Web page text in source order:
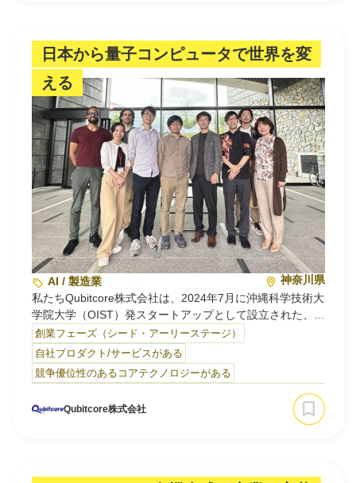
日本から量子コンピュータで世界を変
える
AI / 製造業
神奈川県
私たちQubitcore株式会社は、2024年7月に沖縄科学技術大
学院大学（OIST）発スタートアップとして設立された、国
産イオントラップ量子コンピュータの開発・社会実装に挑
むディープテック企業です。
私たちが目指すのは、新薬開発・新素材設計・気候変動シ
ミュレーション・AIモデル学習の高速化など、従来型コン
ピュータでは膨大な計算資源を要する課題を解決する「誤
創業フェーズ（シード・アーリーステージ）
自社プロダクト/サービスがある
競争優位性のあるコアテクノロジーがある
Qubitcore株式会社